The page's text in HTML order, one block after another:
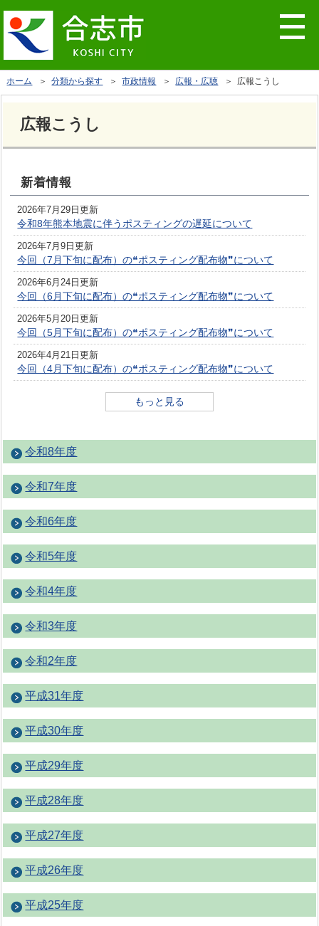
ホーム ＞分類から探す ＞市政情報 ＞ 広報・広聴 ＞ 広報こうし
広報こうし
新着情報
2026年7月29日更新
令和8年熊本地震に伴うポスティングの遅延について
2026年7月9日更新
今回（7月下旬に配布）の❝ポスティング配布物❞について
2026年6月24日更新
今回（6月下旬に配布）の❝ポスティング配布物❞について
2026年5月20日更新
今回（5月下旬に配布）の❝ポスティング配布物❞について
2026年4月21日更新
今回（4月下旬に配布）の❝ポスティング配布物❞について
もっと見る
令和8年度
令和7年度
令和6年度
令和5年度
令和4年度
令和3年度
令和2年度
平成31年度
平成30年度
平成29年度
平成28年度
平成27年度
平成26年度
平成25年度